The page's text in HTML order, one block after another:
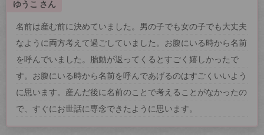
ゆうこ さん
名前は産む前に決めていました。男の子でも女の子でも大丈夫
なように両方考えて過ごしていました。お腹にいる時から名前
を呼んでいました。胎動が返ってくるとすごく嬉しかったで
す。お腹にいる時から名前を呼んであげるのはすごくいいよう
に思います。産んだ後に名前のことで考えることがなかったの
で、すぐにお世話に専念できたように思います。